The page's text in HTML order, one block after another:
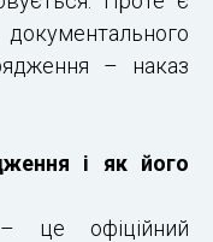
– наказ
і як його
це офіційний